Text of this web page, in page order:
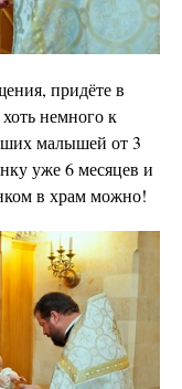
придёте в
немного к
малышей от 3
уже 6 месяцев и
в храм можно!